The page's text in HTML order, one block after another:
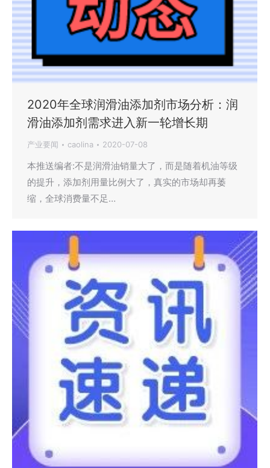
2020年全球润滑油添加剂市场分析：润
滑油添加剂需求进入新一轮增长期
产业要闻 caolina 2020-07-08
本推送编者:不是润滑油销量大了，而是随着机油等级
的提升，添加剂用量比例大了，真实的市场却再萎
缩，全球消费量不足…